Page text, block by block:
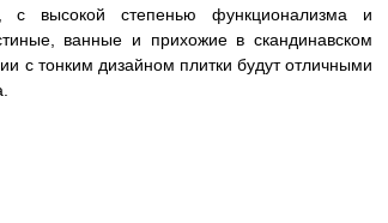
с высокой степенью функционализма и
ванные и прихожие в скандинавском
с тонким дизайном плитки будут отличными